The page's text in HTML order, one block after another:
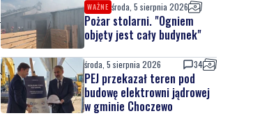
WAŻNE środa, 5 sierpnia 2026
Pożar stolarni. "Ogniem
objęty jest cały budynek"
środa, 5 sierpnia 2026 34
PEJ przekazał teren pod
budowę elektrowni jądrowej
w gminie Choczewo